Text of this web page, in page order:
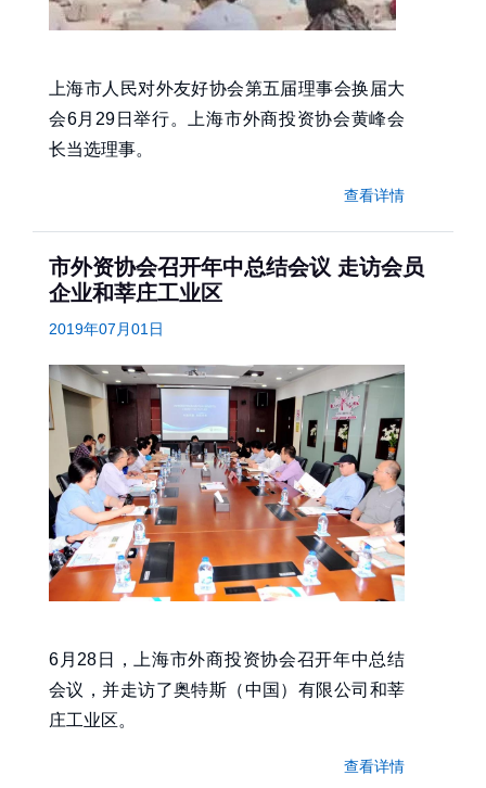
上海市人民对外友好协会第五届理事会换届大
会6月29日举行。上海市外商投资协会黄峰会
长当选理事。
查看详情
市外资协会召开年中总结会议 走访会员
企业和莘庄工业区
2019年07月01日
6月28日，上海市外商投资协会召开年中总结
会议，并走访了奥特斯（中国）有限公司和莘
庄工业区。
查看详情